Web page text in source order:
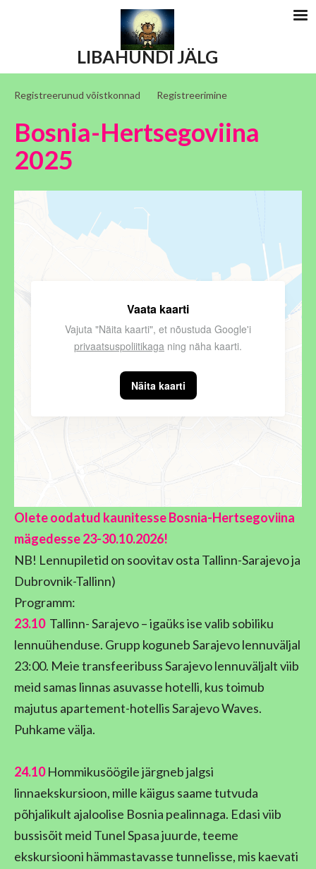
LIBAHUNDI JÄLG
Registreerunud võistkonnad Registreerimine
Bosnia-Hertsegoviina
2025
Vaata kaarti
Vajuta "Näita kaarti", et nõustuda Google'i
privaatsuspoliitikaga ning näha kaarti.
Näita kaarti
Olete oodatud kaunitesse Bosnia-Hertsegoviina
mägedesse 23-30.10.2026!
NB! Lennupiletid on soovitav osta Tallinn-Sarajevo ja
Dubrovnik-Tallinn)
Programm:
23.10 Tallinn- Sarajevo – igaüks ise valib sobiliku
lennuühenduse. Grupp koguneb Sarajevo lennuväljal
23:00. Meie transfeeribuss Sarajevo lennuväljalt viib
meid samas linnas asuvasse hotelli, kus toimub
majutus apartement-hotellis Sarajevo Waves.
Puhkame välja.
24.10Hommikusöögile järgneb jalgsi
linnaekskursioon, mille käigus saame tutvuda
põhjalikult ajaloolise Bosnia pealinnaga. Edasi viib
bussisõit meid Tunel Spasa juurde, teeme
ekskursiooni hämmastavasse tunnelisse, mis kaevati